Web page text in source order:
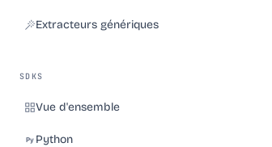
Extracteurs génériques
SDKS
Vue d'ensemble
Python